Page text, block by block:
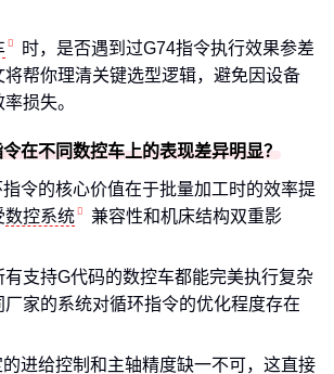
时，是否遇到过G74指令执行效果参差
将帮你理清关键选型逻辑，避免因设备
损失。
在不同数控车上的表现差异明显？
令的核心价值在于批量加工时的效率提
数控系统
兼容性和机床结构双重影
支持G代码的数控车都能完美执行复杂
家的系统对循环指令的优化程度存在
进给控制和主轴精度缺一不可，这直接